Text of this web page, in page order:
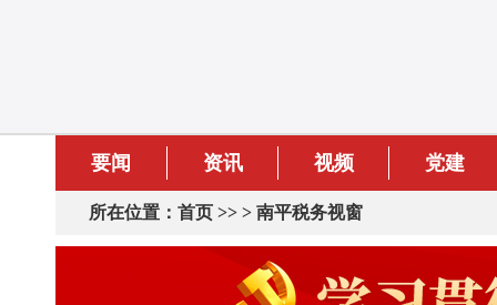
要闻 资讯 视频 党建
所在位置： 首页 >> > 南平税务视窗